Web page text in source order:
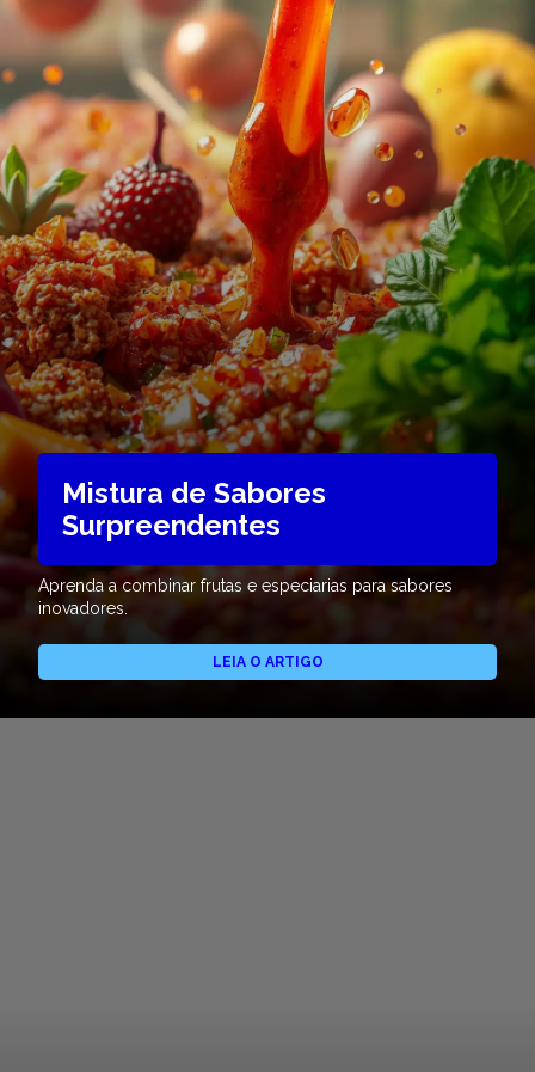
Mistura de Sabores
Surpreendentes
Aprenda a combinar frutas e especiarias para sabores
inovadores.
LEIA O ARTIGO